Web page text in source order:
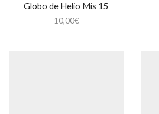
Globo de Helio Mis 15
10,00€